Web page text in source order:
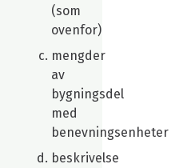
(som
ovenfor)
mengder
av
bygningsdel
med
benevningsenheter
beskrivelse